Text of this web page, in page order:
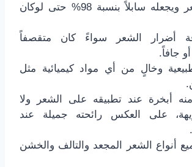
يفرد الشعر ويجعله سابلاً بنسبة 98% حتى لوكان
أضرار الشعر سواءً كان متقصفاً
جافاً.
وخالٍ من أي مواد كيميائية مثل
أبخرة عند تطبيقه على الشعر ولا
على العكس رائحته جميلة عند
أنواع الشعر المجعد والتالف والخشن